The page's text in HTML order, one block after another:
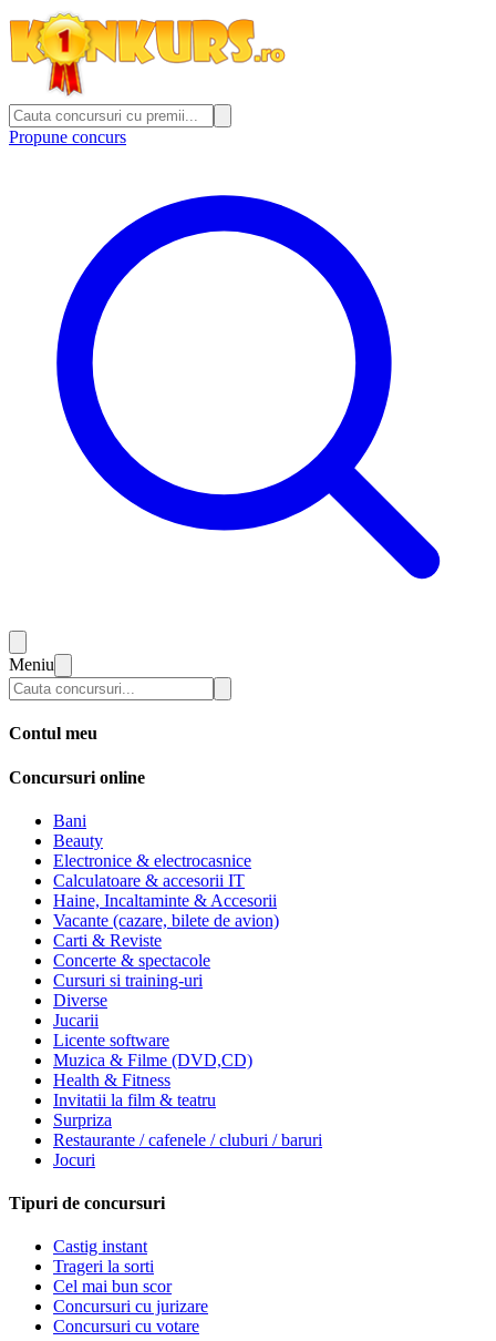
Propune concurs
Meniu
Contul meu
Concursuri online
Bani
Beauty
Electronice & electrocasnice
Calculatoare & accesorii IT
Haine, Incaltaminte & Accesorii
Vacante (cazare, bilete de avion)
Carti & Reviste
Concerte & spectacole
Cursuri si training-uri
Diverse
Jucarii
Licente software
Muzica & Filme (DVD,CD)
Health & Fitness
Invitatii la film & teatru
Surpriza
Restaurante / cafenele / cluburi / baruri
Jocuri
Tipuri de concursuri
Castig instant
Trageri la sorti
Cel mai bun scor
Concursuri cu jurizare
Concursuri cu votare